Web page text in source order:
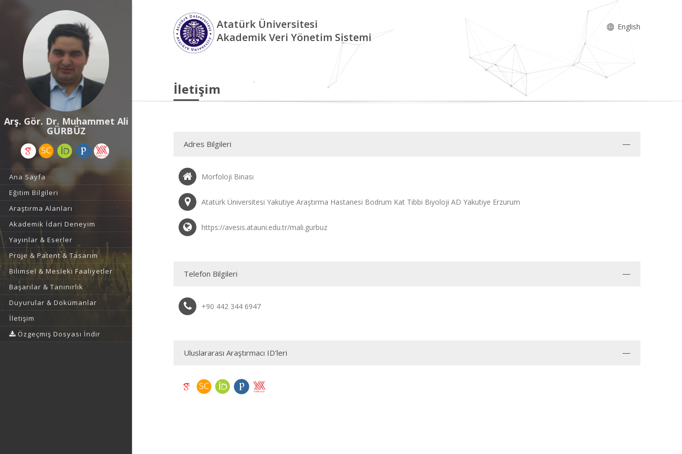
Arş. Gör. Dr. Muhammet Ali
GÜRBÜZ
Ana Sayfa
Eğitim Bilgileri
Araştırma Alanları
Akademik İdari Deneyim
Yayınlar & Eserler
Proje & Patent & Tasarım
Bilimsel & Mesleki Faaliyetler
Başarılar & Tanınırlık
Duyurular & Dokümanlar
İletişim
Özgeçmiş Dosyası İndir
Atatürk Üniversitesi
Akademik Veri Yönetim Sistemi
English
İletişim
Adres Bilgileri
Morfoloji Binası
Atatürk Üniversitesi Yakutiye Araştırma Hastanesi Bodrum Kat Tıbbi Biyoloji AD Yakutiye Erzurum
https://avesis.atauni.edu.tr/mali.gurbuz
Telefon Bilgileri
+90 442 344 6947
Uluslararası Araştırmacı ID'leri